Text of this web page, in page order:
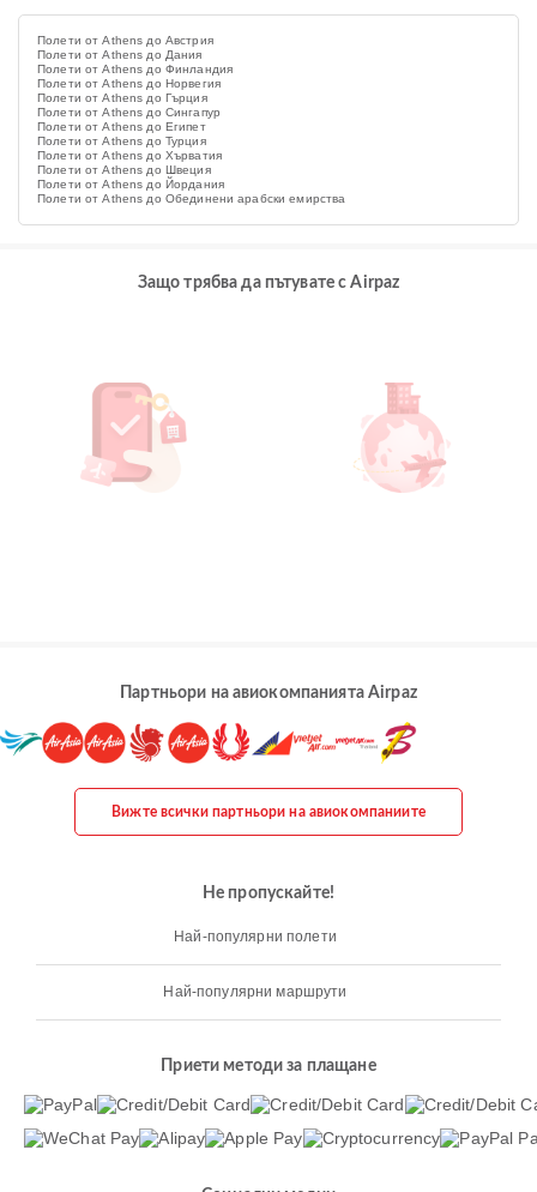
Полети от Athens до Австрия
Полети от Athens до Дания
Полети от Athens до Финландия
Полети от Athens до Норвегия
Полети от Athens до Гърция
Полети от Athens до Сингапур
Полети от Athens до Египет
Полети от Athens до Турция
Полети от Athens до Хърватия
Полети от Athens до Швеция
Полети от Athens до Йордания
Полети от Athens до Обединени арабски емирства
Защо трябва да пътувате с Airpaz
Партньори на авиокомпанията Airpaz
Вижте всички партньори на авиокомпаниите
Не пропускайте!
Най-популярни полети
Най-популярни маршрути
Приети методи за плащане